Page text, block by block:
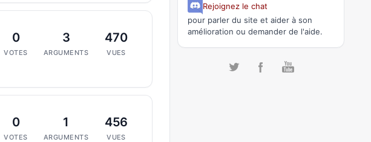
0
VOTES
3
ARGUMENTS
470
VUES
0
VOTES
1
ARGUMENTS
456
VUES
Rejoignez le chat
pour parler du site et aider à son
amélioration ou demander de l'aide.